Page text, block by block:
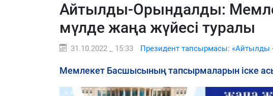
Айтылды-Орындалды:
мүлде жаңа жүйесі туралы
31.10.2022 _ 15:33 Президент тапсырмасы: «Айтылды
Мемлекет Басшысының тапсырмаларын іске